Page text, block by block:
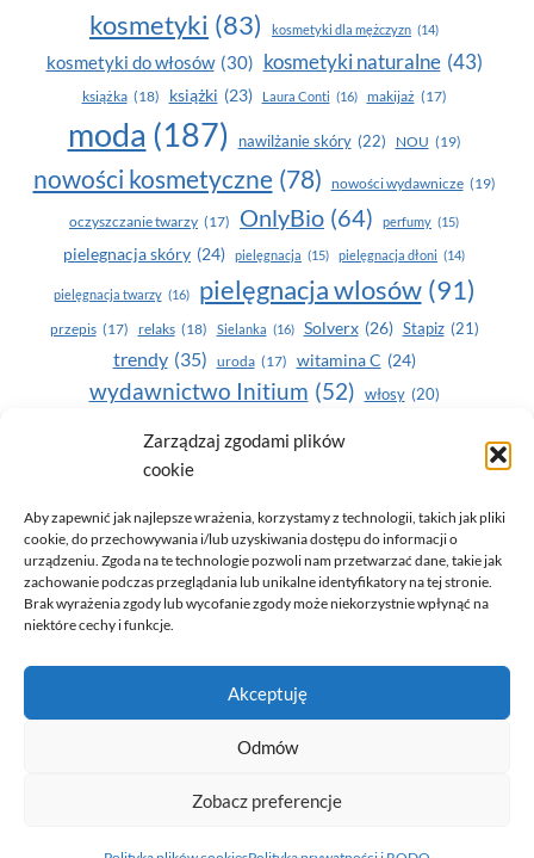
Zarządzaj zgodami plików
cookie
Aby zapewnić jak najlepsze wrażenia, korzystamy z technologii, takich jak pliki
cookie, do przechowywania i/lub uzyskiwania dostępu do informacji o
urządzeniu. Zgoda na te technologie pozwoli nam przetwarzać dane, takie jak
zachowanie podczas przeglądania lub unikalne identyfikatory na tej stronie.
Brak wyrażenia zgody lub wycofanie zgody może niekorzystnie wpłynąć na
niektóre cechy i funkcje.
Akceptuję
Odmów
Zobacz preferencje
kosmetyki (83) kosmetyki dla mężczyzn (14)
kosmetyki do włosów (30) kosmetyki naturalne (43)
książka (18) książki (23) Laura Conti (16) makijaż (17)
moda (187) nawilżanie skóry (22) NOU (19)
nowości kosmetyczne (78) nowości wydawnicze (19)
oczyszczanie twarzy (17) OnlyBio (64) perfumy (15)
pielegnacja skóry (24) pielęgnacja (15) pielęgnacja dłoni (14)
pielęgnacja twarzy (16) pielęgnacja wlosów (91)
przepis (17) relaks (18) Sielanka (16) Solverx (26) Stapiz (21)
trendy (35) uroda (17) witamina C (24)
wydawnictwo Initium (52) włosy (20)
Yasumi(164) zdrowe zęby
zdrowie
© 2026 Only You - portal dla kobiet (uroda, moda, zdrowie)
opracowanie:AZDOBRESTRONY
Polityka prywatności i RODO